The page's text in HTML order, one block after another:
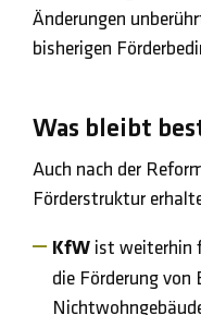
Änderungen
bisherigen
Was bleibt
Auch nach der
Förderstruktur
KfW ist weiterhin
die Förderung von